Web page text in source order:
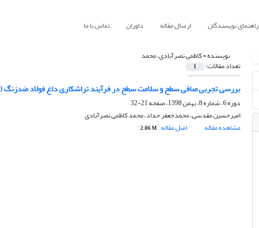
راهنمای نویسندگان ارسال مقاله داوران تماس با ما
نویسنده =کاظمی نصرآبادی، محمد
تعداد مقالات: 1
بررسی تجربی صافی سطح و سلامت سطح در فرآیند تراشکاری داغ فولاد ضدزنگ (ph 17-4 (630AISI به کمک روانکاری کمینه (MQL)
دوره 6، شماره 8، بهمن 1398، صفحه
21-32
امیرحسین مقدسی، محمدجعفر حداد، محمد کاظمی نصرآبادی
مشاهده مقاله
اصل مقاله 2.06 M